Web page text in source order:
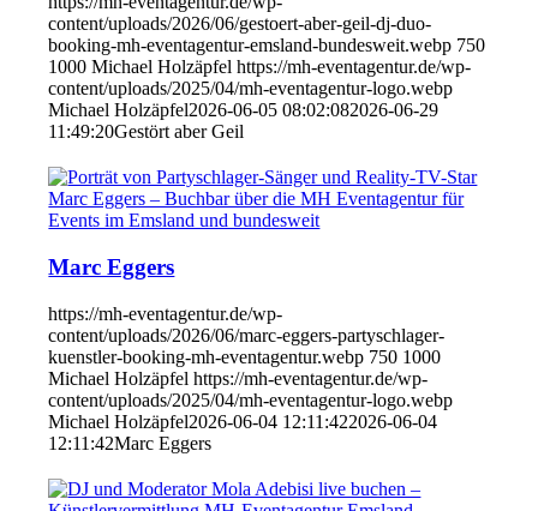
content/uploads/2026/06/gestoert-aber-geil-dj-duo-
booking-mh-eventagentur-emsland-bundesweit.webp 750
1000 Michael Holzäpfel https://mh-eventagentur.de/wp-
content/uploads/2025/04/mh-eventagentur-logo.webp
Michael Holzäpfel2026-06-05 08:02:082026-06-29
11:49:20Gestört aber Geil
Marc Eggers
https://mh-eventagentur.de/wp-
content/uploads/2026/06/marc-eggers-partyschlager-
kuenstler-booking-mh-eventagentur.webp 750 1000
Michael Holzäpfel https://mh-eventagentur.de/wp-
content/uploads/2025/04/mh-eventagentur-logo.webp
Michael Holzäpfel2026-06-04 12:11:422026-06-04
12:11:42Marc Eggers